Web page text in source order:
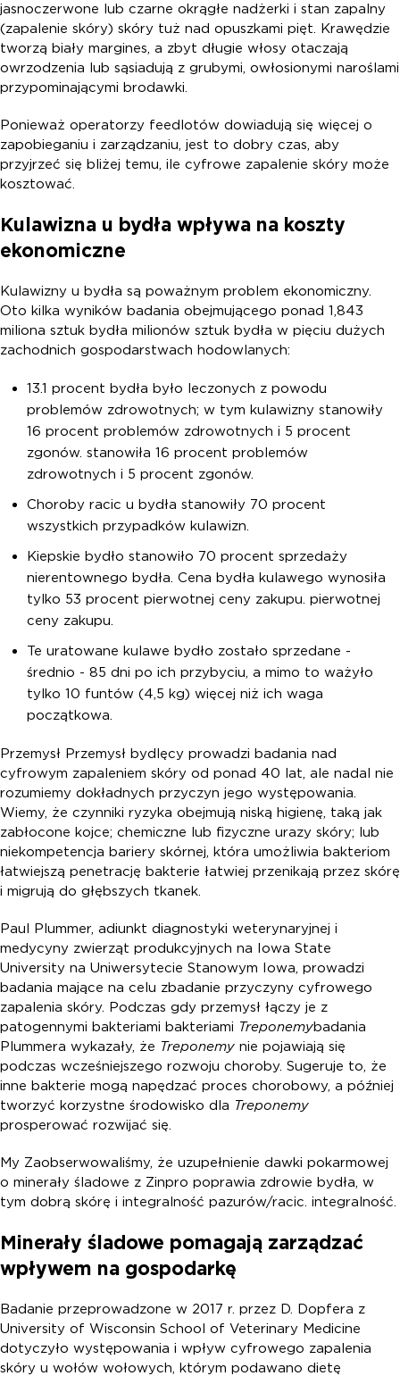
jasnoczerwone lub czarne okrągłe nadżerki i stan zapalny
(zapalenie skóry) skóry tuż nad opuszkami pięt. Krawędzie
tworzą biały margines, a zbyt długie włosy otaczają
owrzodzenia lub sąsiadują z grubymi, owłosionymi naroślami
przypominającymi brodawki.
Ponieważ operatorzy feedlotów dowiadują się więcej o
zapobieganiu i zarządzaniu, jest to dobry czas, aby
przyjrzeć się bliżej temu, ile cyfrowe zapalenie skóry może
kosztować.
Kulawizna u bydła wpływa na koszty
ekonomiczne
Kulawizny u bydła są poważnym problem ekonomiczny.
Oto kilka wyników badania obejmującego ponad 1,843
miliona sztuk bydła milionów sztuk bydła w pięciu dużych
zachodnich gospodarstwach hodowlanych:
13.1 procent bydła było leczonych z powodu
problemów zdrowotnych; w tym kulawizny stanowiły
16 procent problemów zdrowotnych i 5 procent
zgonów. stanowiła 16 procent problemów
zdrowotnych i 5 procent zgonów.
Choroby racic u bydła stanowiły 70 procent
wszystkich przypadków kulawizn.
Kiepskie bydło stanowiło 70 procent sprzedaży
nierentownego bydła. Cena bydła kulawego wynosiła
tylko 53 procent pierwotnej ceny zakupu. pierwotnej
ceny zakupu.
Te uratowane kulawe bydło zostało sprzedane -
średnio - 85 dni po ich przybyciu, a mimo to ważyło
tylko 10 funtów (4,5 kg) więcej niż ich waga
początkowa.
Przemysł Przemysł bydlęcy prowadzi badania nad
cyfrowym zapaleniem skóry od ponad 40 lat, ale nadal nie
rozumiemy dokładnych przyczyn jego występowania.
Wiemy, że czynniki ryzyka obejmują niską higienę, taką jak
zabłocone kojce; chemiczne lub fizyczne urazy skóry; lub
niekompetencja bariery skórnej, która umożliwia bakteriom
łatwiejszą penetrację bakterie łatwiej przenikają przez skórę
i migrują do głębszych tkanek.
Paul Plummer, adiunkt diagnostyki weterynaryjnej i
medycyny zwierząt produkcyjnych na Iowa State
University na Uniwersytecie Stanowym Iowa, prowadzi
badania mające na celu zbadanie przyczyny cyfrowego
zapalenia skóry. Podczas gdy przemysł łączy je z
patogennymi bakteriami bakteriami Treponemybadania
Plummera wykazały, że Treponemy nie pojawiają się
podczas wcześniejszego rozwoju choroby. Sugeruje to, że
inne bakterie mogą napędzać proces chorobowy, a później
tworzyć korzystne środowisko dla Treponemy
prosperować rozwijać się.
My Zaobserwowaliśmy, że uzupełnienie dawki pokarmowej
o minerały śladowe z Zinpro poprawia zdrowie bydła, w
tym dobrą skórę i integralność pazurów/racic. integralność.
Minerały śladowe pomagają zarządzać
wpływem na gospodarkę
Badanie przeprowadzone w 2017 r. przez D. Dopfera z
University of Wisconsin School of Veterinary Medicine
dotyczyło występowania i wpływ cyfrowego zapalenia
skóry u wołów wołowych, którym podawano dietę